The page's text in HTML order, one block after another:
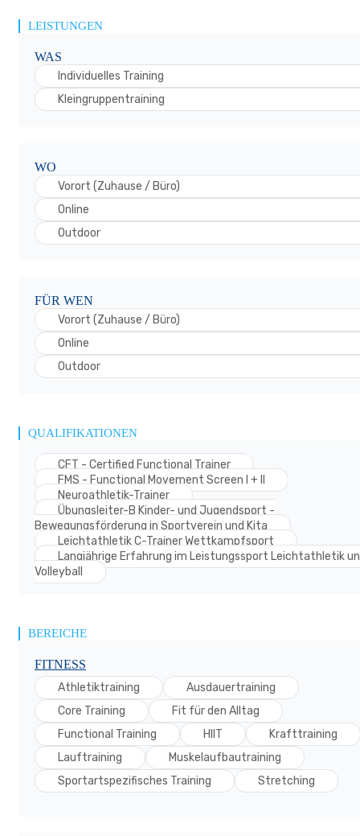
LEISTUNGEN
WAS
Individuelles Training
Kleingruppentraining
WO
Vorort (Zuhause / Büro)
Online
Outdoor
FÜR WEN
Vorort (Zuhause / Büro)
Online
Outdoor
QUALIFIKATIONEN
CFT - Certified Functional Trainer
FMS - Functional Movement Screen I + II
Neuroathletik-Trainer
Übungsleiter-B Kinder- und Jugendsport -
Bewegungsförderung in Sportverein und Kita
Leichtathletik C-Trainer Wettkampfsport
Langjährige Erfahrung im Leistungssport Leichtathletik
Volleyball
BEREICHE
FITNESS
Athletiktraining
Ausdauertraining
Core Training
Fit für den Alltag
Functional Training
HIIT
Krafttraining
Lauftraining
Muskelaufbautraining
Sportartspezifisches Training
Stretching